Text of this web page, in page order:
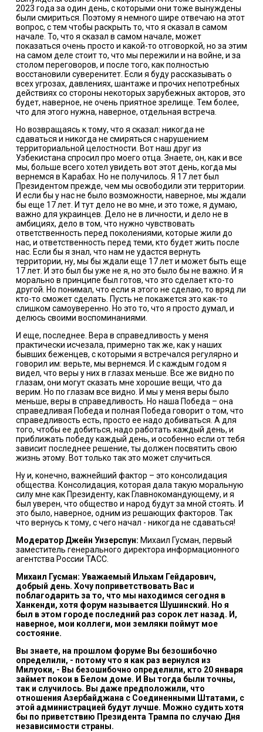
2023 года за один день, с которыми они тоже вынуждены
были смириться. Поэтому я немного шире отвечаю на этот
вопрос, с тем чтобы раскрыть то, что я сказал в самом
начале. То, что я сказал в самом начале, может
показаться очень просто и какой-то отговоркой, но за этим
на самом деле стоит то, что мы пережили и на войне, и за
столом переговоров, и после того, как полностью
восстановили суверенитет. Если я буду рассказывать о
всех угрозах, давлениях, шантаже и прочих непотребных
действиях со стороны некоторых зарубежных акторов, это
будет, наверное, не очень приятное зрелище. Тем более,
что для этого нужна, наверное, отдельная встреча.
Но возвращаясь к тому, что я сказал: никогда не
сдаваться и никогда не смиряться с нарушением
территориальной целостности. Вот наш друг из
Узбекистана спросил про моего отца. Знаете, он, как и все
мы, больше всего хотел увидеть вот этот день, когда мы
вернемся в Карабах. Но не получилось. Я 17 лет был
Президентом прежде, чем мы освободили эти территории.
И если бы у нас не было возможности, наверное, мы ждали
бы еще 17 лет. И тут дело не во мне, и это тоже, я думаю,
важно для украинцев. Дело не в личности, и дело не в
амбициях, дело в том, что нужно чувствовать
ответственность перед поколениями, которые жили до
нас, и ответственность перед теми, кто будет жить после
нас. Если бы я знал, что нам не удастся вернуть
территории, ну, мы бы ждали еще 17 лет и может быть еще
17 лет. И это был бы уже не я, но это было бы не важно. И я
морально в принципе был готов, что это сделает кто-то
другой. Но понимал, что если я этого не сделаю, то вряд ли
кто-то сможет сделать. Пусть не покажется это как-то
слишком самоуверенно. Но это то, что я просто думал, и
делюсь своими воспоминаниями.
И еще, последнее. Вера в справедливость у меня
практически исчезала, примерно так же, как у наших
бывших беженцев, с которыми я встречался регулярно и
говорил им: верьте, мы вернемся. И с каждым годом я
видел, что веры у них в глазах меньше. Все же видно по
глазам, они могут сказать мне хорошие вещи, что да
верим. Но по глазам все видно. И мы у меня веры было
меньше, веры в справедливость. Но наша Победа – она
справедливая Победа и полная Победа говорит о том, что
справедливость есть, просто ее надо добиваться. А для
того, чтобы ее добиться, надо работать каждый день, и
приближать победу каждый день, и особенно если от тебя
зависит последнее решение, ты должен посвятить свою
жизнь этому. Вот только так это может случиться.
Ну и, конечно, важнейший фактор – это консолидация
общества. Консолидация, которая дала такую моральную
силу мне как Президенту, как Главнокомандующему, и я
был уверен, что общество и народ будут за мной стоять. И
это было, наверное, одним из решающих факторов. Так
что вернусь к тому, с чего начал - никогда не сдаваться!
Модератор Джейн Уизерспун: Михаил Гусман, первый
заместитель генерального директора информационного
агентства России ТАСС.
Михаил Гусман: Уважаемый Ильхам Гейдарович,
добрый день. Хочу поприветствовать Вас и
поблагодарить за то, что мы находимся сегодня в
Ханкенди, хотя форум называется Шушинский. Но я
был в этом городе последний раз сорок лет назад. И,
наверное, мои коллеги, мои земляки поймут мое
состояние.
Вы знаете, на прошлом форуме Вы безошибочно
определили, - потому что я как раз вернулся из
Милуоки, - Вы безошибочно определили, кто 20 января
займет покои в Белом доме. И Вы тогда были точны,
так и случилось. Вы даже предположили, что
отношения Азербайджана с Соединенными Штатами, с
этой администрацией будут лучше. Можно судить хотя
бы по приветствию Президента Трампа по случаю Дня
независимости страны.